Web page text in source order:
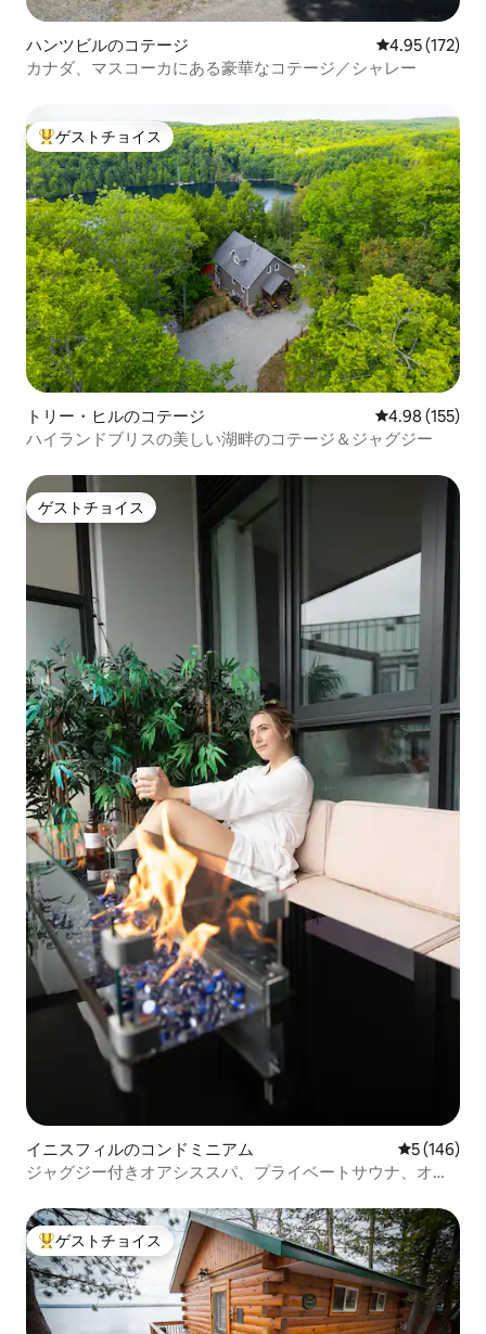
ハンツビルのコテージ レビュー172
4.95 (172)
カナダ、マスコーカにある豪華なコテージ／シャレー
大好評のゲストチョイスです。
ゲストチョイス
トリー・ヒルのコテージ レビュー155
4.98 (155)
ハイランドブリスの美しい湖畔のコテージ＆ジャグジー
ゲストチョイス
ゲストチョイス
イニスフィルのコンドミニアム レビュー
5 (146)
ジャグジー付きオアシススパ、プライベートサウナ、オア
大好評のゲストチョイスです。
ゲストチョイス